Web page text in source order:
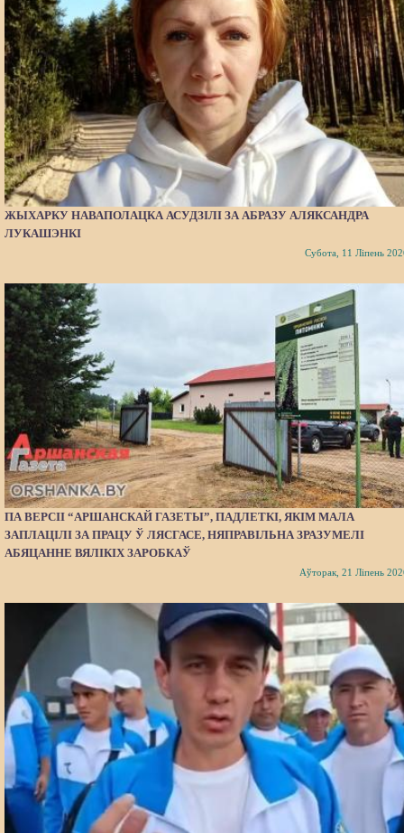
ЖЫХАРКУ НАВАПОЛАЦКА АСУДЗІЛІ ЗА АБРАЗУ АЛЯКСАНДРА
ЛУКАШЭНКІ
Субота, 11 Ліпень
ПА ВЕРСІІ “АРШАНСКАЙ ГАЗЕТЫ”, ПАДЛЕТКІ, ЯКІМ МАЛА
ЗАПЛАЦІЛІ ЗА ПРАЦУ Ў ЛЯСГАСЕ, НЯПРАВІЛЬНА ЗРАЗУМЕЛІ
АБЯЦАННЕ ВЯЛІКІХ ЗАРОБКАЎ
Аўторак, 21 Ліпень